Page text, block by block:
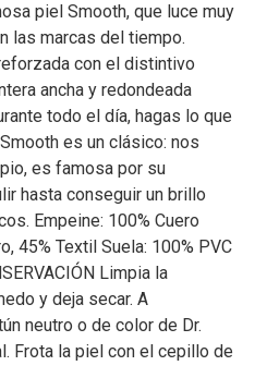
piel Smooth, que luce muy
las marcas del tiempo.
con el distintivo
ancha y redondeada
todo el día, hagas lo que
es un clásico: nos
es famosa por su
hasta conseguir un brillo
Empeine: 100% Cuero
45% Textil Suela: 100% PVC
Limpia la
y deja secar. A
neutro o de color de Dr.
Frota la piel con el cepillo de